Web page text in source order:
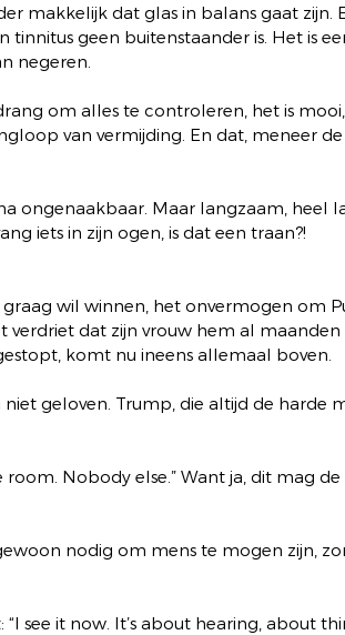
makkelijk dat glas in balans gaat zijn.
geen buitenstaander is. Het is
negeren.
om alles te controleren, het is
van vermijding. En dat, meneer de
ongenaakbaar. Maar langzaam, heel
iets in zijn ogen, is dat een traan?!
wil winnen, het onvermogen om
verdriet dat zijn vrouw hem al
komt nu ineens allemaal boven.
geloven. Trump, die altijd de harde
Nobody else.” Want ja, dit mag
nodig om mens te mogen zijn,
see it now. It’s about hearing, about